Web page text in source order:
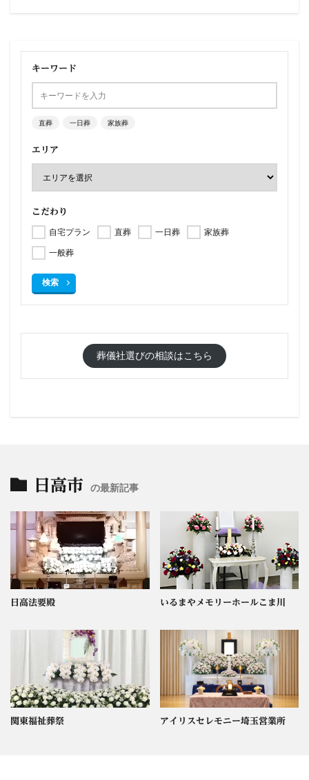
キーワード
直葬 一日葬 家族葬
エリア
こだわり
自宅プラン 直葬 一日葬
家族葬
一般葬
検索
葬儀社選びの相談はこちら
日高市 の最新記事
日高法要殿 いるまやメモリーホールこま川
関東福祉葬祭 アイリスセレモニー埼玉営業所